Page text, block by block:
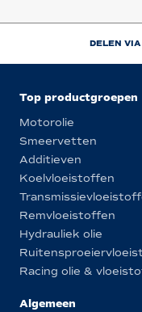
DELEN VIA
Top productgroepen
Motorolie
Smeervetten
Additieven
Koelvloeistoffen
Remvloeistoffen
Hydrauliek olie
Racing olie &
Algemeen